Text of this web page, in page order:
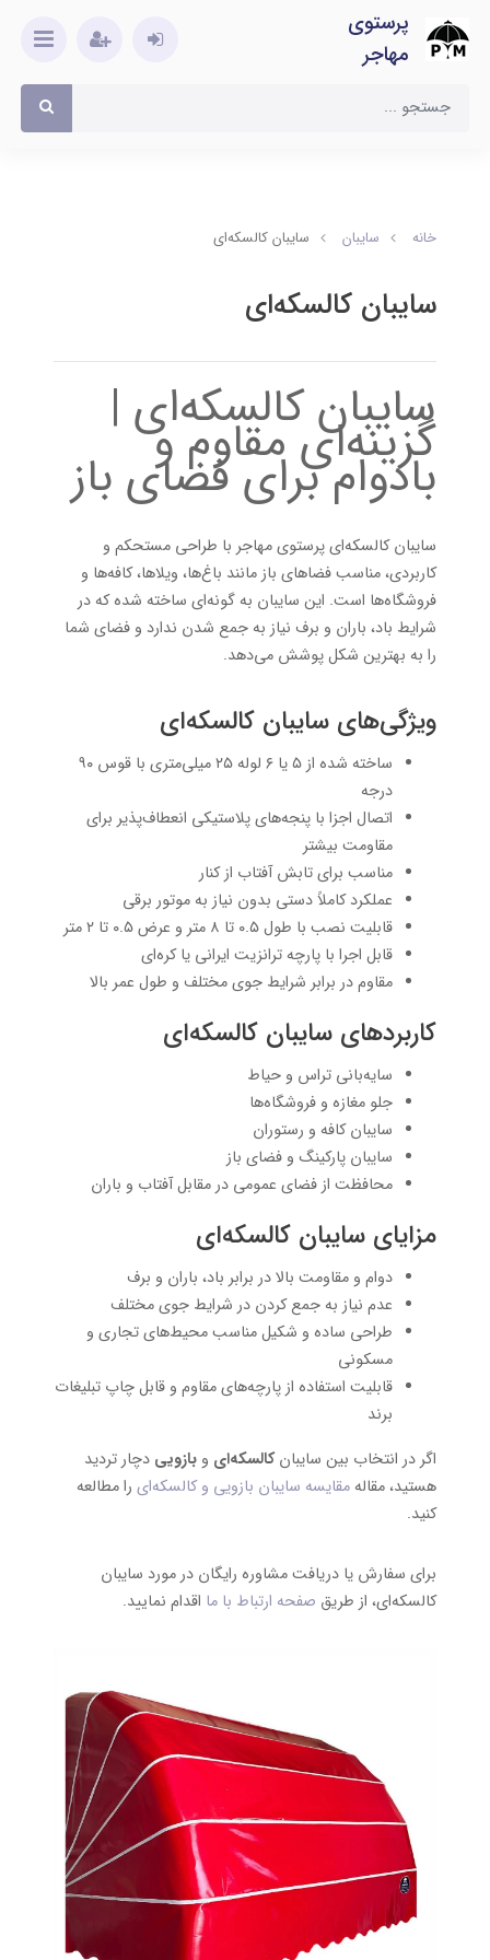
پرستوی
مهاجر
خانه سایبان سایبان کالسکه‌‌ای
سایبان کالسکه‌‌ای
سایبان کالسکه‌ای |
گزینه‌ای مقاوم و
بادوام برای فضای باز
سایبان کالسکه‌ای پرستوی مهاجر با طراحی مستحکم و
کاربردی، مناسب فضاهای باز مانند باغ‌ها، ویلاها، کافه‌ها و
فروشگاه‌ها است. این سایبان به گونه‌ای ساخته شده که در
شرایط باد، باران و برف نیاز به جمع شدن ندارد و فضای شما
را به بهترین شکل پوشش می‌دهد.
ویژگی‌های سایبان کالسکه‌ای
ساخته شده از ۵ یا ۶ لوله ۲۵ میلی‌متری با قوس ۹۰
درجه
اتصال اجزا با پنجه‌های پلاستیکی انعطاف‌پذیر برای
مقاومت بیشتر
مناسب برای تابش آفتاب از کنار
عملکرد کاملاً دستی بدون نیاز به موتور برقی
قابلیت نصب با طول ۰.۵ تا ۸ متر و عرض ۰.۵ تا ۲ متر
قابل اجرا با پارچه ترانزیت ایرانی یا کره‌ای
مقاوم در برابر شرایط جوی مختلف و طول عمر بالا
کاربردهای سایبان کالسکه‌ای
سایه‌بانی تراس و حیاط
جلو مغازه و فروشگاه‌ها
سایبان کافه و رستوران
سایبان پارکینگ و فضای باز
محافظت از فضای عمومی در مقابل آفتاب و باران
مزایای سایبان کالسکه‌ای
دوام و مقاومت بالا در برابر باد، باران و برف
عدم نیاز به جمع کردن در شرایط جوی مختلف
طراحی ساده و شکیل مناسب محیط‌های تجاری و
مسکونی
قابلیت استفاده از پارچه‌های مقاوم و قابل چاپ تبلیغات
برند
اگر در انتخاب بین سایبانکالسکه‌ای و بازویی دچار تردید
هستید، مقاله مقایسه سایبان بازویی و کالسکه‌ای را مطالعه
کنید.
برای سفارش یا دریافت مشاوره رایگان در مورد سایبان
کالسکه‌ای، از طریق صفحه ارتباط با ما اقدام نمایید.